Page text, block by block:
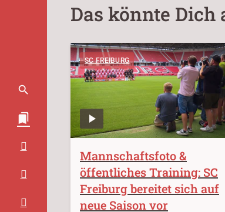
Das könnte
SC FREIBURG
Mannschaftsfoto &
öffentliches Training: SC
Freiburg bereitet sich auf
neue Saison vor